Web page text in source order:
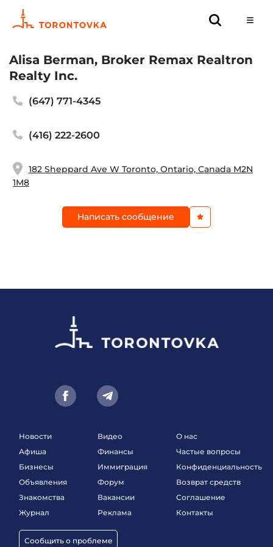
Alisa Berman, Broker Remax Realtron
Realty Inc.
(647) 771-4345
(416) 222-2600
182 Sheppard Ave W Toronto, Ontario, Canada M2N
1M8
Написать сообщение
Новости
Афиша
Бизнесы
Объявления
Знакомства
Журнал
Сообщить о проблеме
Видео
Финансы
Иммиграция
Форум
Вакансии
Реклама
О нас
Частые вопросы
Конфиденциальность
Возврат средств
Соглашение
Контакты